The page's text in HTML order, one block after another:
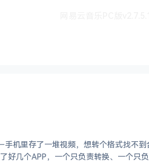
合并成MP4？ 想剪辑个视频，手机上装了好几个APP，一个只负责转